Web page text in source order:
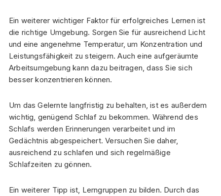
Ein weiterer wichtiger Faktor für erfolgreiches Lernen ist
die richtige Umgebung. Sorgen Sie für ausreichend Licht
und eine angenehme Temperatur, um Konzentration und
Leistungsfähigkeit zu steigern. Auch eine aufgeräumte
Arbeitsumgebung kann dazu beitragen, dass Sie sich
besser konzentrieren können.
Um das Gelernte langfristig zu behalten, ist es außerdem
wichtig, genügend Schlaf zu bekommen. Während des
Schlafs werden Erinnerungen verarbeitet und im
Gedächtnis abgespeichert. Versuchen Sie daher,
ausreichend zu schlafen und sich regelmäßige
Schlafzeiten zu gönnen.
Ein weiterer Tipp ist, Lerngruppen zu bilden. Durch das